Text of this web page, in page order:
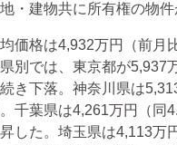
・建物共に所有権の物件
価格は4,932万円（前月
別では、東京都が5,937
き下落。神奈川県は
千葉県は4,261万円（同
した。埼玉県は4,113万